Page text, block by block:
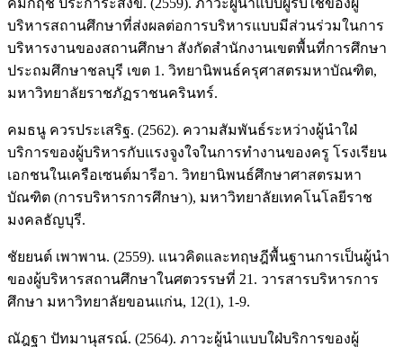
คมกฤช ประการะสังข์. (2559). ภาวะผู้นำแบบผู้รับใช้ของผู้
บริหารสถานศึกษาที่ส่งผลต่อการบริหารแบบมีส่วนร่วมในการ
บริหารงานของสถานศึกษา สังกัดสำนักงานเขตพื้นที่การศึกษา
ประถมศึกษาชลบุรี เขต 1. วิทยานิพนธ์ครุศาสตรมหาบัณฑิต,
มหาวิทยาลัยราชภัฏราชนครินทร์.
คมธนู ควรประเสริฐ. (2562). ความสัมพันธ์ระหว่างผู้นำใฝ่
บริการของผู้บริหารกับแรงจูงใจในการทำงานของครู โรงเรียน
เอกชนในเครือเซนต์มารีอา. วิทยานิพนธ์ศึกษาศาสตรมหา
บัณฑิต (การบริหารการศึกษา), มหาวิทยาลัยเทคโนโลยีราช
มงคลธัญบุรี.
ชัยยนต์ เพาพาน. (2559). แนวคิดและทฤษฎีพื้นฐานการเป็นผู้นำ
ของผู้บริหารสถานศึกษาในศตวรรษที่ 21. วารสารบริหารการ
ศึกษา มหาวิทยาลัยขอนแก่น, 12(1), 1-9.
ณัฎฐา ปัทมานุสรณ์. (2564). ภาวะผู้นำแบบใฝ่บริการของผู้